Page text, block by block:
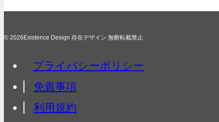
© 2026Existence Design 存在デザイン 無断転載禁止
プライバシーポリシー
免責事項
利用規約